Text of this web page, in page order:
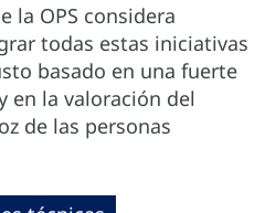
la OPS considera
todas estas iniciativas
basado en una fuerte
en la valoración del
de las personas